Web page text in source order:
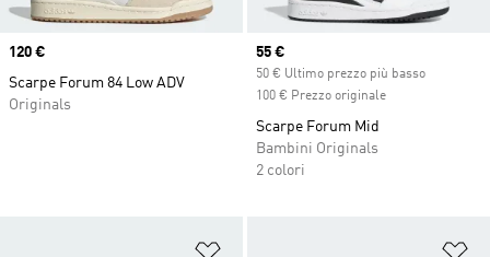
Price
120 €
Scarpe Forum 84 Low ADV
Originals
Current price
55 €
50 € Ultimo prezzo più basso
100 € Prezzo originale
Scarpe Forum Mid
Bambini Originals
2 colori
Aggiungi alla lista dei desideri